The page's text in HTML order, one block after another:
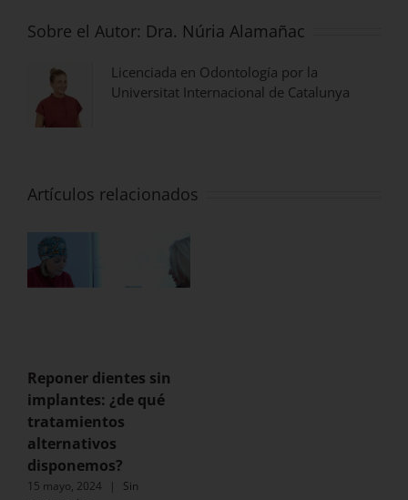
Sobre el Autor: Dra. Núria Alamañac
Licenciada en Odontología por la
Universitat Internacional de Catalunya
Artículos relacionados
Reponer dientes sin
implantes: ¿de qué
tratamientos
alternativos
disponemos?
15 mayo, 2024 |
Sin